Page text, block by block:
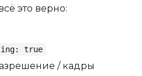
это верно:
true
/ кадры